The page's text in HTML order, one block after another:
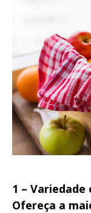
1 – Variedade
Ofereça a